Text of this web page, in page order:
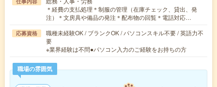
＊経費の支払処理＊制服の管理（在庫チェック、貸出、発
注）＊文房具や備品の発注＊配布物の回覧＊電話対応…
応募資格
職種未経験OK / ブランクOK / パソコンスキル不要 / 英語力不
要
※業界経験は不問●パソコン入力のご経験をお持ちの方
職場の雰囲気